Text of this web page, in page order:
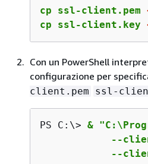
cp ssl-client.pem
cp ssl-client.key
Con un PowerShell
configurazione per
client.pem
ssl-
PS C:\> &
--
--